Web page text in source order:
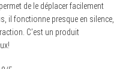
de le déplacer facilement
il fonctionne presque en silence,
C’est un produit